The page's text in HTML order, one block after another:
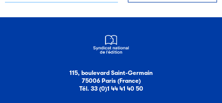
115, boulevard Saint-Germain
75006 Paris (France)
Tél. 33 (0)1 44 41 40 50